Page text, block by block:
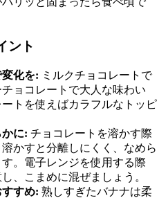
ント
化を: ミルクチョコレートで
ョコレートで大人な味わい
トを使えばカラフルなトッピ
に: チョコレートを溶かす際
かすと分離しにくく、なめら
。電子レンジを使用する際
、こまめに混ぜましょう。
すめ: 熟しすぎたバナナは柔